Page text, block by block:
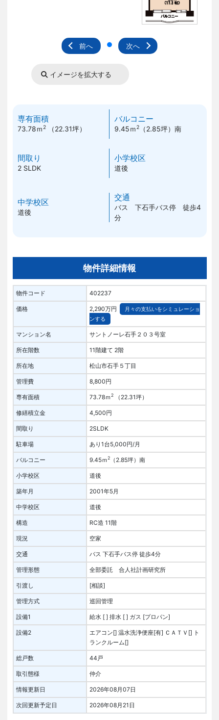
前へ 次へ
イメージを拡大する
専有面積
73.78ｍ2（22.31坪）
バルコニー
9.45ｍ2 （2.85坪） 南
間取り
2 SLDK
小学校区
道後
中学校区
道後
交通
バス 下石手バス停 徒歩4
分
物件詳細情報
物件コード 402237
価格 2,290万円
月々の支払いをシミュレーショ
ンする
マンション名 サントノーレ石手２０３号室
所在階数 11階建て 2階
所在地 松山市石手５丁目
管理費 8,800円
専有面積 73.78ｍ2（22.31坪）
修繕積立金 4,500円
間取り 2SLDK
駐車場 あり1台5,000円/月
バルコニー 9.45ｍ2（2.85坪） 南
小学校区 道後
築年月 2001年5月
中学校区 道後
構造 RC造 11階
現況 空家
交通 バス 下石手バス停 徒歩4分
管理形態 全部委託 合人社計画研究所
引渡し [相談]
管理方式 巡回管理
設備1 給水 [ ] 排水 [ ] ガス [プロパン]
設備2 エアコン[] 温水洗浄便座[有] ＣＡＴＶ[] ト
ランクルーム[]
総戸数 44戸
取引態様 仲介
情報更新日 2026年08月07日
次回更新予定日 2026年08月21日